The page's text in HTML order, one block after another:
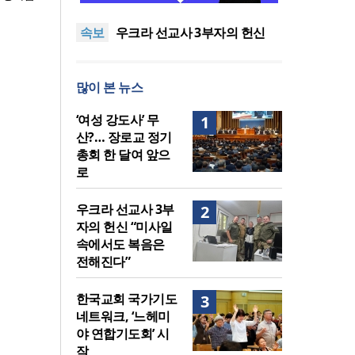
속보
까?
한인 목회자 석방돼
우크라 선교사 3부자의 헌신
지법 시행… 기독교계 강력 반
[최원호 목사의 영혼의 양식 63]
말씀은 같은데 왜 열매는 다를
까?
美 이민구금센터에 억류됐던
한인 목회자 석방돼
많이 본 뉴스
1
‘여성 강도사’ 무
산?… 장로교 정기
총회 한 달여 앞으
로
2
우크라 선교사 3부
자의 헌신 “미사일
속에서도 복음은
전해진다”
3
한국교회 국가기도
네트워크, ‘느헤미
야 연합기도회’ 시
작